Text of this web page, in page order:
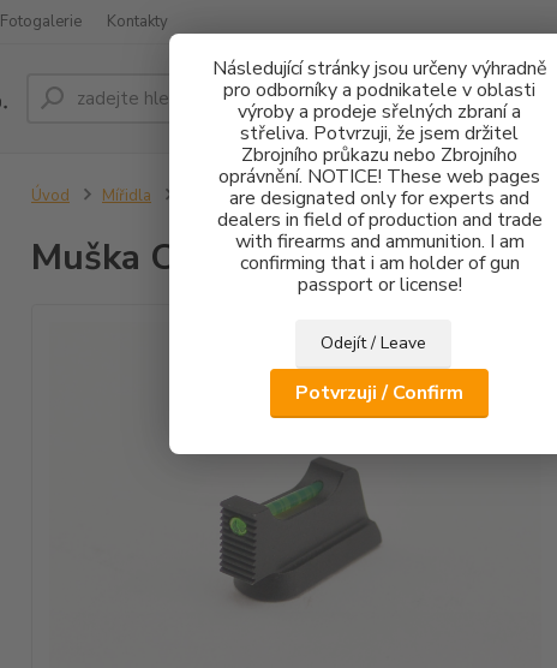
Následující stránky jsou určeny výhradně
pro odborníky a podnikatele v oblasti
výroby a prodeje sřelných zbraní a
střeliva. Potvrzuji, že jsem držitel
Zbrojního průkazu nebo Zbrojního
oprávnění. NOTICE! These web pages
are designated only for experts and
dealers in field of production and trade
with firearms and ammunition. I am
confirming that i am holder of gun
passport or license!
Odejít / Leave
Potvrzuji / Confirm
Fotogalerie Kontakty
Hledat
Úvod Mířidla Muška CZ 75 FO 1,5mm - 3,3mm
Muška CZ 75 FO 1,5mm - 3,3mm